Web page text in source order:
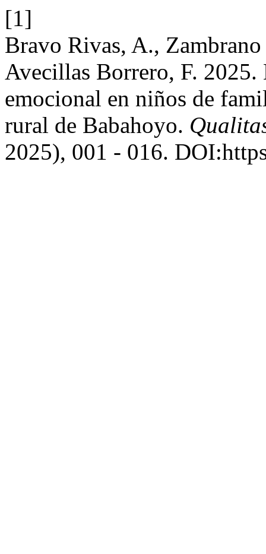
[1]
Bravo Rivas, A.,
Avecillas Borrero, F.
emocional en niños de
rural de Babahoyo.
2025), 001 - 016.